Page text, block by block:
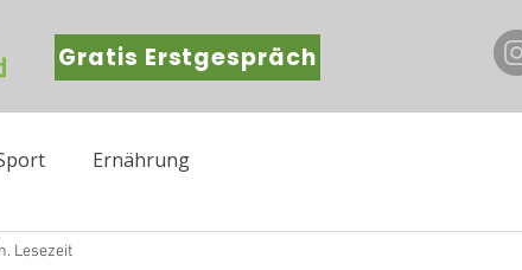
Gratis Erstgespräch
Ernährung
Lesezeit